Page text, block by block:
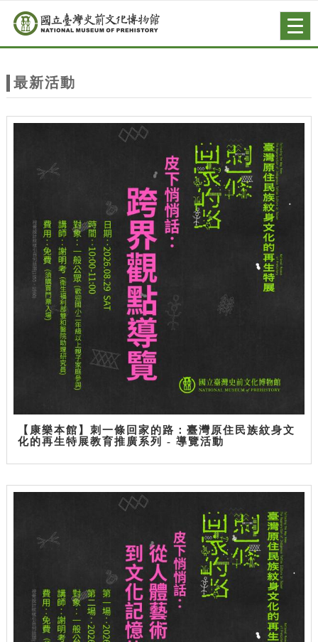
站
主
跳到主要內容
網站導覽
最新活動
【康樂本館】刺一條回家的路：臺灣原住民族紋身文
化的再生特展教育推廣系列 - 導覽活動